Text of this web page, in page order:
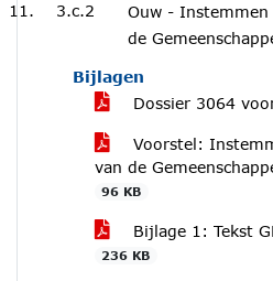
3.c.2
Ouw -
de
Bijlagen
Dossier 3064
Voorstel:
van de
96 KB
Bijlage 1: Tekst
236 KB